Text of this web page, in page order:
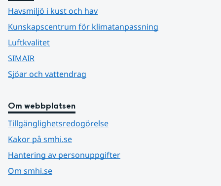
Havsmiljö i kust och hav
Kunskapscentrum för klimatanpassning
Luftkvalitet
SIMAIR
Sjöar och vattendrag
Om webbplatsen
Tillgänglighetsredogörelse
Kakor på smhi.se
Hantering av personuppgifter
Om smhi.se